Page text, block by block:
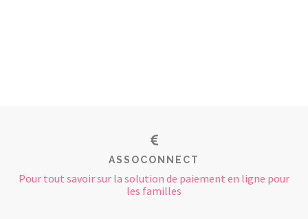
ASSOCONNECT
Pour tout savoir sur la solution de paiement en ligne pour
les familles